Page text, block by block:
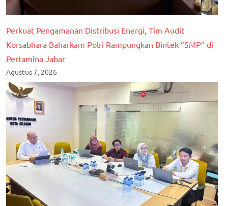
Perkuat Pengamanan Distribusi Energi, Tim Audit
Korsabhara Baharkam Polri Rampungkan Bintek “SMP” di
Pertamina Jabar
Agustus 7, 2026